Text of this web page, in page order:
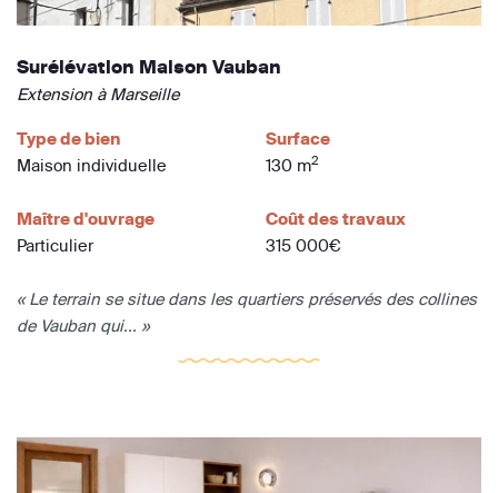
Surélévation Maison Vauban
Extension à Marseille
Type de bien
Maison individuelle
Surface
130 m2
Maître d'ouvrage
Particulier
Coût des travaux
315 000€
« Le terrain se situe dans les quartiers préservés des collines
de Vauban qui... »